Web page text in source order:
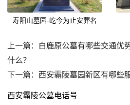
寿阳山墓园-屹今为止安葬名
上一篇：
白鹿原公墓有哪些交通优
什么？
下一篇： 西安霸陵墓园新区有哪些
西安霸陵公墓电话号